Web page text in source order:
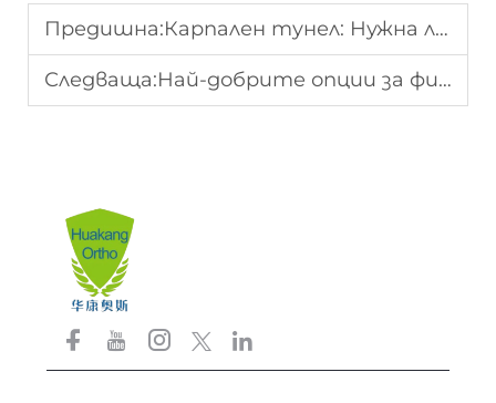
Предишна:Карпален тунел: Нужна ли е подкрепа за китката?
Следваща:Най-добрите опции за фиксатори за поддръжка при карпален тунел през 2026 г.